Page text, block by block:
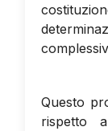
Questo
rispetto